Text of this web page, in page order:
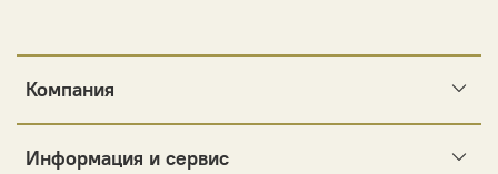
Компания
Информация и сервис